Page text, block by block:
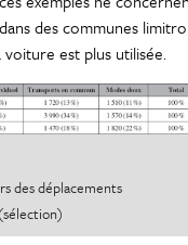
des communes
voiture est plus utilisée.
des déplacements